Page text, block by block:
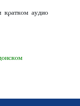
аудио